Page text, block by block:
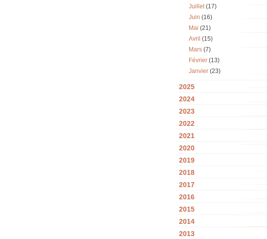
Juillet(17)
Juin (16)
Mai (21)
Avril (15)
Mars (7)
Février (13)
Janvier (23)
2025
2024
2023
2022
2021
2020
2019
2018
2017
2016
2015
2014
2013